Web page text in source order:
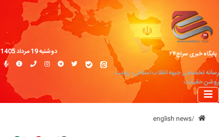
پایگاه خبری سراج۲۴
رسانه تخصصی جبهه انقلاب اسلامی؛ روایت
روشن حقیقت
دوشنبه 19 مرداد 1405
english news